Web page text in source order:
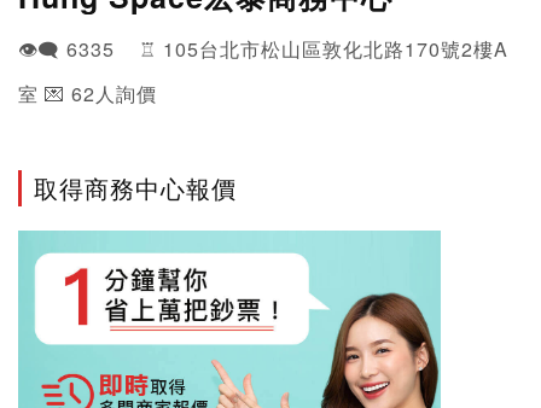
👁️‍🗨️ 6335 ♖ 105台北市松山區敦化北路170號2樓A
室 💌 62人詢價
取得商務中心報價